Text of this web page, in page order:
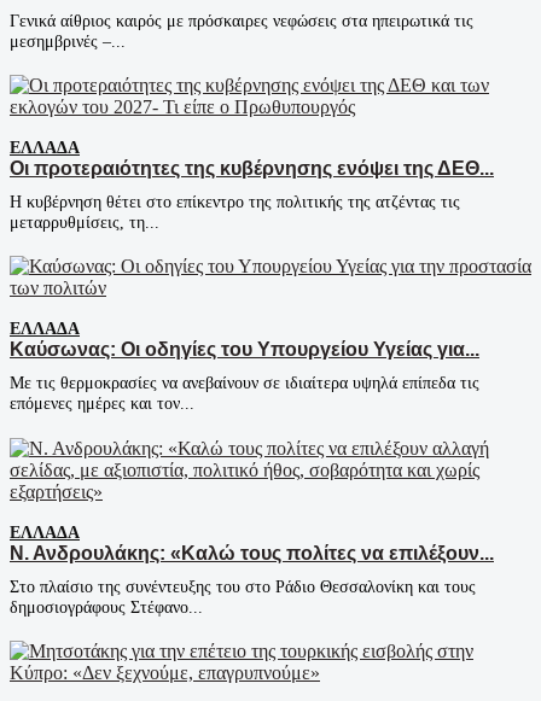
Γενικά αίθριος καιρός με πρόσκαιρες νεφώσεις στα ηπειρωτικά τις
μεσημβρινές –...
ΕΛΛΆΔΑ
Οι προτεραιότητες της κυβέρνησης ενόψει της ΔΕΘ...
Η κυβέρνηση θέτει στο επίκεντρο της πολιτικής της ατζέντας τις
μεταρρυθμίσεις, τη...
ΕΛΛΆΔΑ
Καύσωνας: Οι οδηγίες του Υπουργείου Υγείας για...
Με τις θερμοκρασίες να ανεβαίνουν σε ιδιαίτερα υψηλά επίπεδα τις
επόμενες ημέρες και τον...
ΕΛΛΆΔΑ
Ν. Ανδρουλάκης: «Καλώ τους πολίτες να επιλέξουν...
Στο πλαίσιο της συνέντευξης του στο Ράδιο Θεσσαλονίκη και τους
δημοσιογράφους Στέφανο...